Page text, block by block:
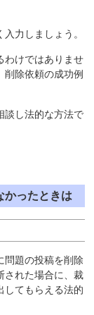
力しましょう。
わけではありませ
削除依頼の成功例
談し法的な方法で
ったときは
問題の投稿を削除
された場合に、裁
してもらえる法的